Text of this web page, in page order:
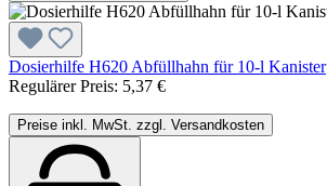
Dosierhilfe H620 Abfüllhahn für 10-l Kanister
Regulärer Preis: 5,37 €
Preise inkl. MwSt. zzgl. Versandkosten